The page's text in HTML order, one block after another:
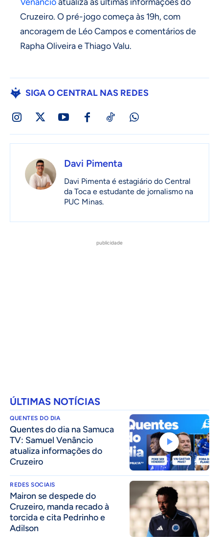
Cruzeiro. O pré-jogo começa às 19h, com
ancoragem de Léo Campos e comentários de
Rapha Oliveira e Thiago Valu.
SIGA O CENTRAL NAS REDES
Davi Pimenta
Davi Pimenta é estagiário do Central
da Toca e estudante de jornalismo na
PUC Minas.
publicidade
ÚLTIMAS NOTÍCIAS
QUENTES DO DIA
Quentes do dia na Samuca
TV: Samuel Venâncio
atualiza informações do
Cruzeiro
REDES SOCIAIS
Mairon se despede do
Cruzeiro, manda recado à
torcida e cita Pedrinho e
Adilson